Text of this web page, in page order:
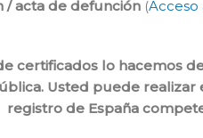
/ acta de defunción(Acceso
certificados lo hacemos
Usted puede
registro de España